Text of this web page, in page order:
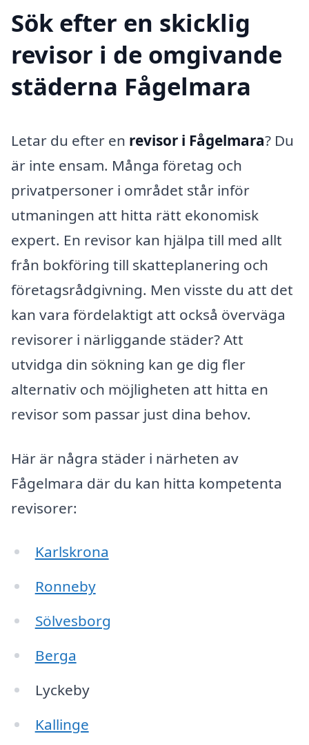
Sök efter en skicklig
revisor i de omgivande
städerna Fågelmara
Letar du efter en revisor i Fågelmara? Du
är inte ensam. Många företag och
privatpersoner i området står inför
utmaningen att hitta rätt ekonomisk
expert. En revisor kan hjälpa till med allt
från bokföring till skatteplanering och
företagsrådgivning. Men visste du att det
kan vara fördelaktigt att också överväga
revisorer i närliggande städer? Att
utvidga din sökning kan ge dig fler
alternativ och möjligheten att hitta en
revisor som passar just dina behov.
Här är några städer i närheten av
Fågelmara där du kan hitta kompetenta
revisorer:
Karlskrona
Ronneby
Sölvesborg
Berga
Lyckeby
Kallinge